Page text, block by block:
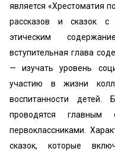
является «Хрестоматия
рассказов и сказок
этическим
вступительная глава
— изучать уровень
участию в жизни
воспитанности детей.
проводятся
первоклассниками.
сказок, которые